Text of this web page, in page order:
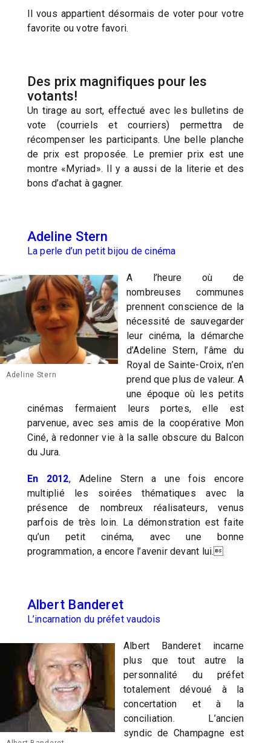
Il vous appartient désormais de voter pour votre
favorite ou votre favori.
Des prix magnifiques pour les
votants!
Un tirage au sort, effectué avec les bulletins de
vote (courriels et courriers) permettra de
récompenser les participants. Une belle planche
de prix est proposée. Le premier prix est une
montre «Myriad». Il y a aussi de la literie et des
bons d’achat à gagner.
Adeline Stern
La perle d’un petit bijou de cinéma
Adeline Stern
A l’heure où de
nombreuses communes
prennent conscience de la
nécessité de sauvegarder
leur cinéma, la démarche
d’Adeline Stern, l’âme du
Royal de Sainte-Croix, n’en
prend que plus de valeur. A
une époque où les petits
cinémas fermaient leurs portes, elle est
parvenue, avec ses amis de la coopérative Mon
Ciné, à redonner vie à la salle obscure du Balcon
du Jura.
En 2012, Adeline Stern a une fois encore
multiplié les soirées thématiques avec la
présence de nombreux réalisateurs, venus
parfois de très loin. La démonstration est faite
qu’un petit cinéma, avec une bonne
programmation, a encore l’avenir devant lui.
Albert Banderet
L’incarnation du préfet vaudois
Albert Banderet incarne
plus que tout autre la
personnalité du préfet
totalement dévoué à la
concertation et à la
conciliation. L’ancien
syndic de Champagne est